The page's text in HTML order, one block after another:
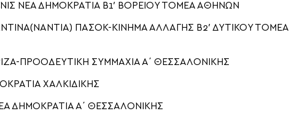
ΝΕΑ ΔΗΜΟΚΡΑΤΙΑ Β1′ ΒΟΡΕΙΟΥ ΤΟΜΕΑ ΑΘΗΝΩΝ
ΠΑΣΟΚ-ΚΙΝΗΜΑ ΑΛΛΑΓΗΣ Β2′ ΔΥΤΙΚΟΥ ΤΟΜΕΑ
ΠΡΟΟΔΕΥΤΙΚΗ ΣΥΜΜΑΧΙΑ Α΄ ΘΕΣΣΑΛΟΝΙΚΗΣ
ΧΑΛΚΙΔΙΚΗΣ
ΔΗΜΟΚΡΑΤΙΑ Α΄ ΘΕΣΣΑΛΟΝΙΚΗΣ